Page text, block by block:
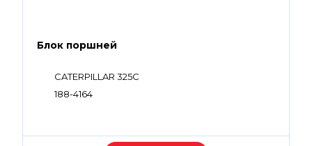
Блок поршней
CATERPILLAR 325C
188-4164